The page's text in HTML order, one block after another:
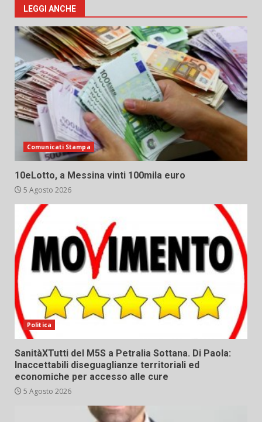
LEGGI ANCHE
Comunicati Stampa
10eLotto, a Messina vinti 100mila euro
5 Agosto 2026
Politica
SanitàXTutti del M5S a Petralia Sottana. Di Paola:
Inaccettabili diseguaglianze territoriali ed
economiche per accesso alle cure
5 Agosto 2026